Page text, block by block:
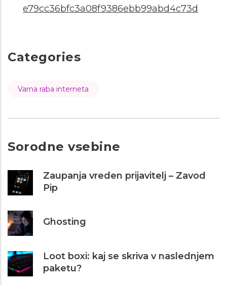
e79cc36bfc3a08f9386ebb99abd4c73d
Categories
Varna raba interneta
Sorodne vsebine
Zaupanja vreden prijavitelj – Zavod
Pip
Ghosting
Loot boxi: kaj se skriva v naslednjem
paketu?